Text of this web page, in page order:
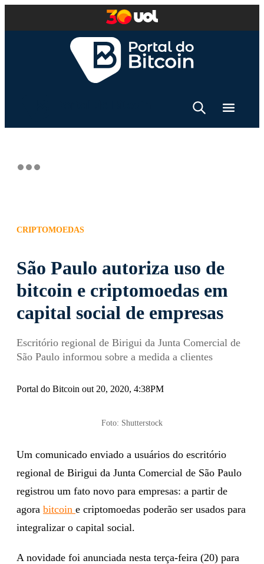
CRIPTOMOEDAS
São Paulo autoriza uso de
bitcoin e criptomoedas em
capital social de empresas
Escritório regional de Birigui da Junta Comercial de
São Paulo informou sobre a medida a clientes
Portal do Bitcoin out 20, 2020, 4:38PM
Foto: Shutterstock
Um comunicado enviado a usuários do escritório
regional de Birigui da Junta Comercial de São Paulo
registrou um fato novo para empresas: a partir de
agora bitcoin e criptomoedas poderão ser usados para
integralizar o capital social.
A novidade foi anunciada nesta terça-feira (20) para